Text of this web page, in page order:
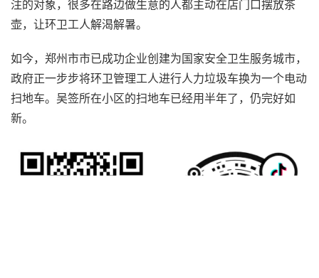
注的对象，很多在路边做生意的人都主动在店门口摆放茶
壶，让环卫工人解渴解暑。
如今，郑州市市已成功企业创建为国家安全卫生服务城市，
政府正一步步将环卫管理工人进行人力垃圾车换为一个电动
扫地车。吴签所在小区的扫地车已经用半年了，仍完好如
新。